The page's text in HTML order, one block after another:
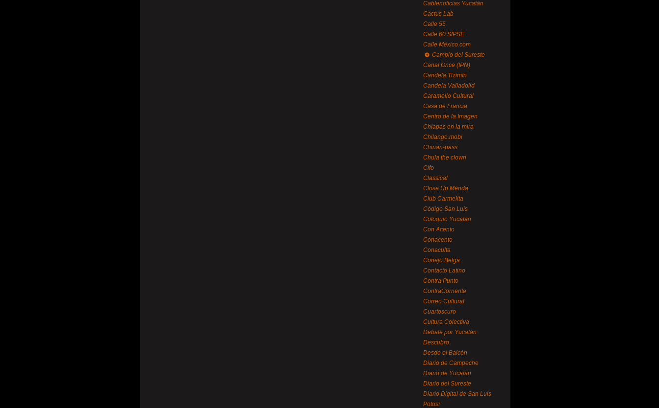
Cablenoticias Yucatán
Cactus Lab
Calle 55
Calle 60 SIPSE
Calle México.com
Cambio del Sureste
Canal Once (IPN)
Candela Tizimín
Candela Valladolid
Caramello Cultural
Casa de Francia
Centro de la Imagen
Chiapas en la mira
Chilango.mobi
Chinan-pass
Chula the clown
Cifo
Classical
Close Up Mérida
Club Carmelita
Código San Luis
Coloquio Yucatán
Con Acento
Conacento
Conaculta
Conejo Belga
Contacto Latino
Contra Punto
ContraCorriente
Correo Cultural
Cuartoscuro
Cultura Colectiva
Debate por Yucatán
Descubro
Desde el Balcón
Diario de Campeche
Diario de Yucatán
Diario del Sureste
Diario Digital de San Luis
Potosí